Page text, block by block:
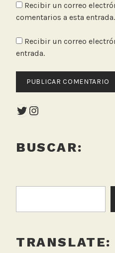
Recibir un correo
comentarios a esta entrada.
Recibir un correo
entrada.
Twitter
Instagram
BUSCAR:
TRANSLATE: